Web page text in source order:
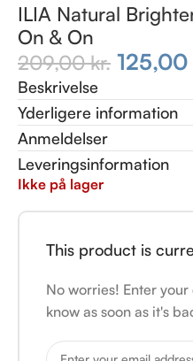
ILIA Natural
On & On
209,00kr. 125,00
Beskrivelse
Yderligere information
Anmeldelser
Leveringsinformation
Ikke på lager
This product is
No worries! Enter
know as soon as it's